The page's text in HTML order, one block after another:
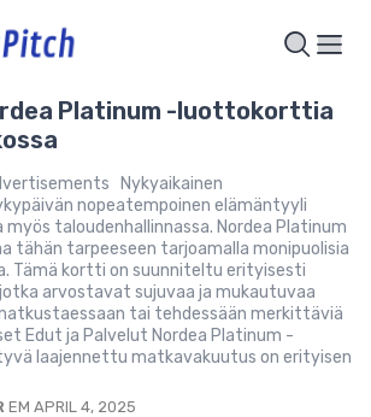
Platinum -luottokorttia
Nykyaikainen
nopeatempoinen elämäntyyli
taloudenhallinnassa. Nordea Platinum
tarpeeseen tarjoamalla monipuolisia
Tämä kortti on suunniteltu erityisesti
arvostavat sujuvaa ja mukautuvaa
tai tehdessään merkittäviä
Edut ja Palvelut Nordea Platinum -
laajennettu matkavakuutus on erityisen
EM APRIL 4, 2025